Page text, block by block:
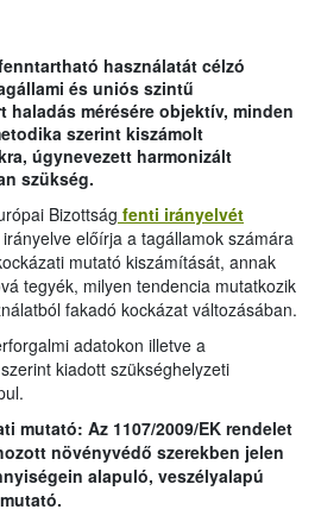
használatát célzó
és uniós szintű
haladás mérésére objektív, minden
szerint kiszámolt
úgynevezett harmonizált
szükség.
Bizottság fenti irányelvét
irányelve előírja a tagállamok számára
mutató kiszámítását, annak
tegyék, milyen tendencia mutatkozik
fakadó kockázat változásában.
adatokon illetve a
kiadott szükséghelyzeti
mutató: Az 1107/2009/EK rendelet
növényvédő szerekben jelen
alapuló, veszélyalapú